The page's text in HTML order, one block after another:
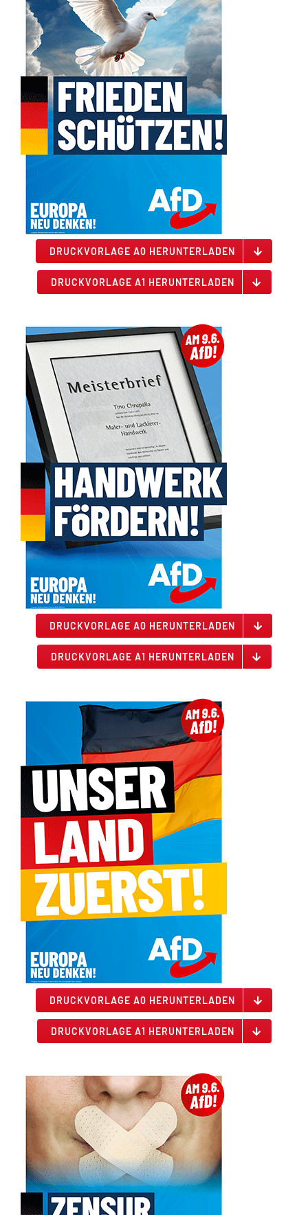
DRUCKVORLAGE A0 HERUNTERLADEN
DRUCKVORLAGE A1 HERUNTERLADEN
DRUCKVORLAGE A0 HERUNTERLADEN
DRUCKVORLAGE A1 HERUNTERLADEN
DRUCKVORLAGE A0 HERUNTERLADEN
DRUCKVORLAGE A1 HERUNTERLADEN